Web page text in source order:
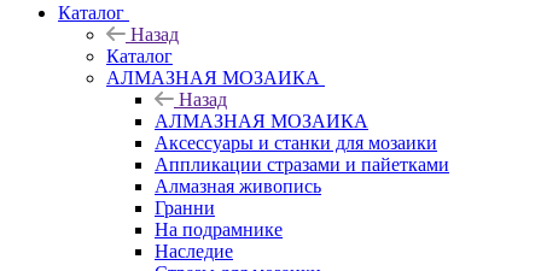
Каталог
Назад
Каталог
АЛМАЗНАЯ МОЗАИКА
Назад
АЛМАЗНАЯ МОЗАИКА
Аксессуары и станки для мозаики
Аппликации стразами и пайетками
Алмазная живопись
Гранни
На подрамнике
Наследие